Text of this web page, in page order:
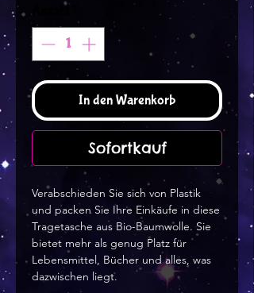
In den Warenkorb
Sofortkauf
Verabschieden Sie sich von Plastik
und packen Sie Ihre Einkäufe in diese
Tragetasche aus Bio-Baumwolle. Sie
bietet mehr als genug Platz für
Lebensmittel, Bücher und alles, was
dazwischen liegt.